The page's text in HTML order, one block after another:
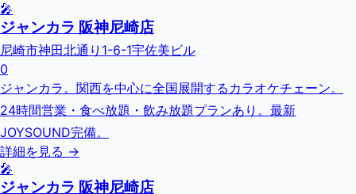
🎤
ジャンカラ 阪神尼崎店
尼崎市神田北通り1-6-1宇佐美ビル
0
ジャンカラ。関西を中心に全国展開するカラオケチェーン。
24時間営業・食べ放題・飲み放題プランあり。最新
JOYSOUND完備。
詳細を見る →
🎤
ジャンカラ 阪神尼崎店